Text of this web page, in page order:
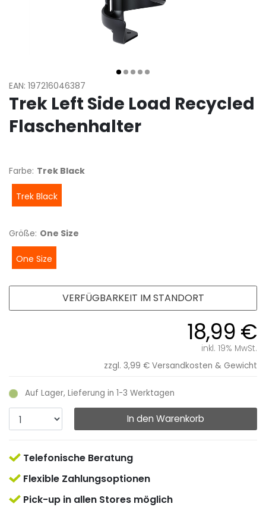
EAN: 197216046387
Trek Left Side Load Recycled
Flaschenhalter
Farbe: Trek Black
Trek Black
Größe: One Size
One Size
18,99 €
inkl. 19% MwSt.
zzgl. 3,99 € Versandkosten & Gewicht
Auf Lager, Lieferung in 1-3 Werktagen
In den Warenkorb
VERFÜGBARKEIT IM STANDORT
Telefonische Beratung
Flexible Zahlungsoptionen
Pick-up in allen Stores möglich